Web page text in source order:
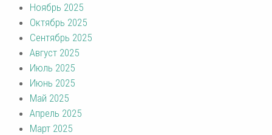
Ноябрь 2025
Октябрь 2025
Сентябрь 2025
Август 2025
Июль 2025
Июнь 2025
Май 2025
Апрель 2025
Март 2025